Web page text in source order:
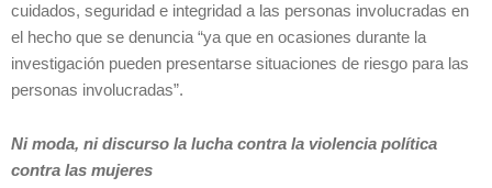
cuidados, seguridad e integridad a las personas involucradas en
el hecho que se denuncia “ya que en ocasiones durante la
investigación pueden presentarse situaciones de riesgo para las
personas involucradas”.
Ni moda, ni discurso la lucha contra la violencia política
contra las mujeres